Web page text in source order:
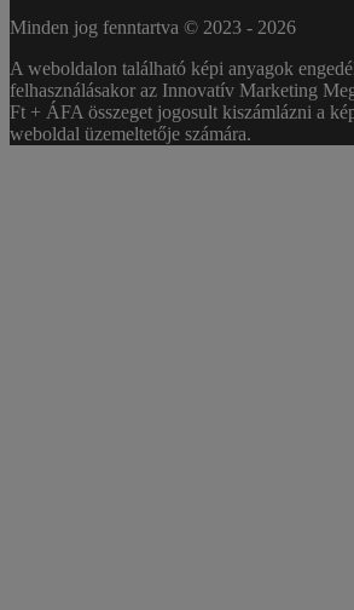
Minden jog fenntartva © 2023 - 2026
A weboldalon található képi anyagok
felhasználásakor az Innovatív Marketing
Ft + ÁFA összeget jogosult kiszámlázni a
weboldal üzemeltetője számára.